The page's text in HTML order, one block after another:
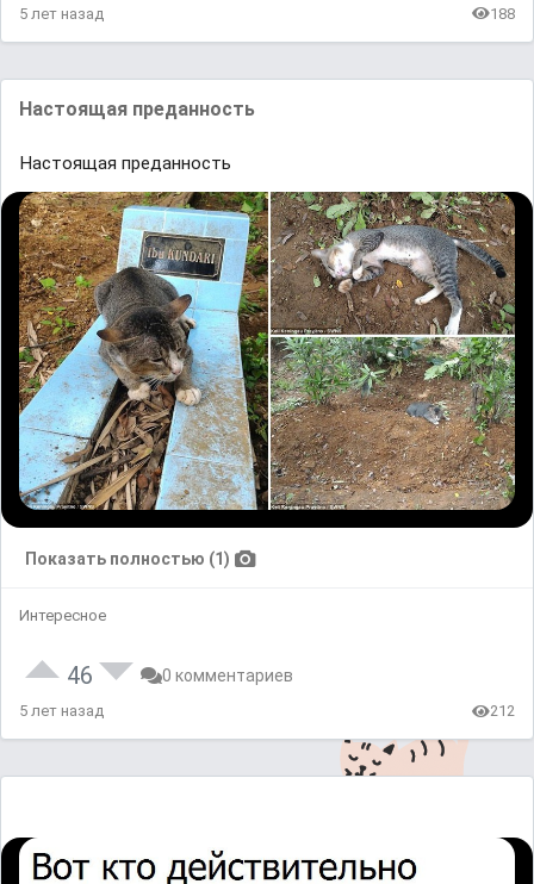
5 лет назад 188
Настоящая преданность
Настоящая преданность
Показать полностью (1)
Интересное
46 0 комментариев
5 лет назад 212